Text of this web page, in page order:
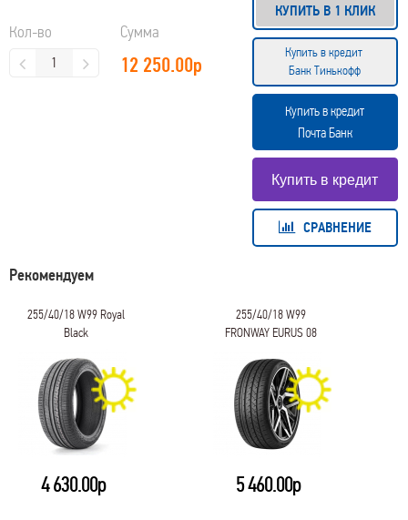
Кол-во Сумма
12 250.00р
КУПИТЬ В 1 КЛИК
Купить в кредит
Банк Тинькофф
Купить в кредит
Почта Банк
СРАВНЕНИЕ
Рекомендуем
255/40/18 W99 Royal
Black
4 630.00р
255/40/18 W99
FRONWAY EURUS 08
5 460.00р